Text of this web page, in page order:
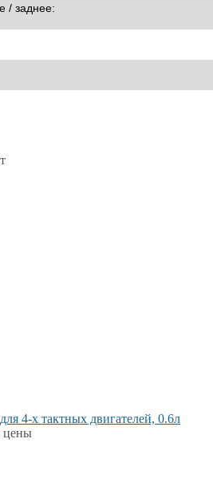
/ заднее:
4-х тактных двигателей, 0.6л
цены